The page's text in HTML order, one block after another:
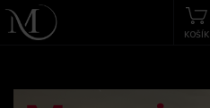
KOŠÍK